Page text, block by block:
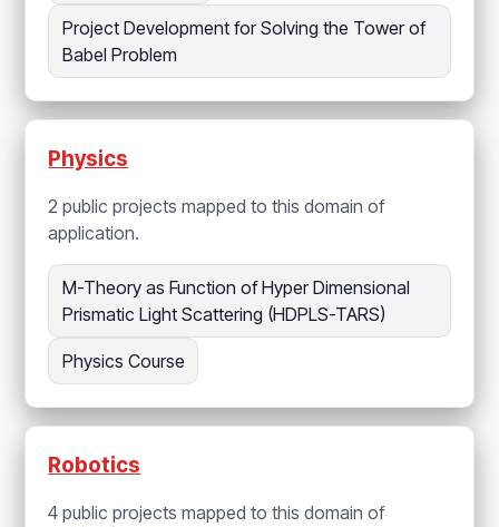
Project Development for Solving the Tower of
Babel Problem
Physics
2 public projects mapped to this domain of
application.
M-Theory as Function of Hyper Dimensional
Prismatic Light Scattering (HDPLS-TARS)
Physics Course
Robotics
4 public projects mapped to this domain of